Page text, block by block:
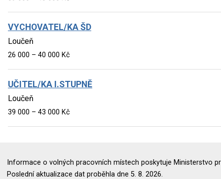
VYCHOVATEL/KA ŠD
Loučeň
26 000 – 40 000 Kč
UČITEL/KA I.STUPNĚ
Loučeň
39 000 – 43 000 Kč
Informace o volných pracovních místech poskytuje Ministerstvo
Poslední aktualizace dat proběhla dne 5. 8. 2026.